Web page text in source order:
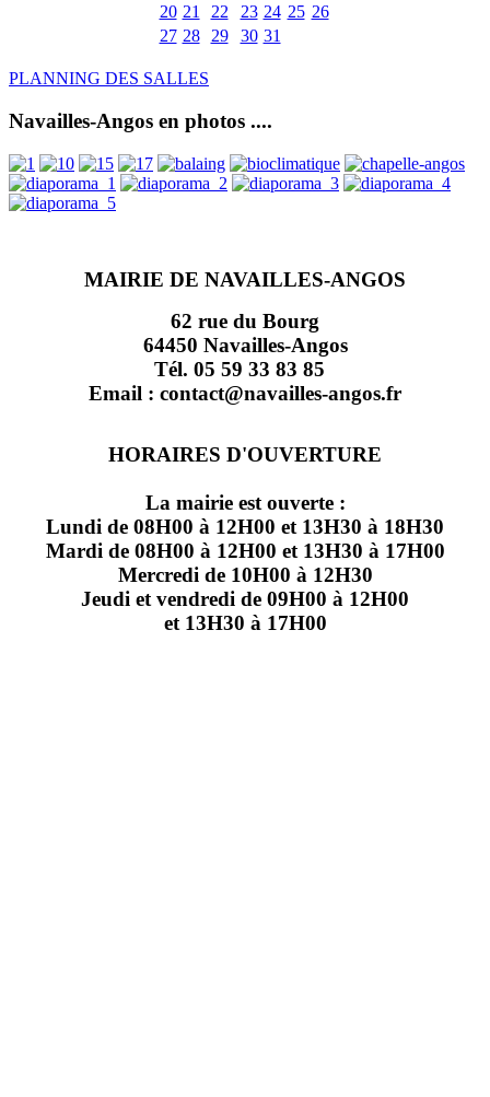
20 21 22 23 24 25 26
27 28 29 30 31
PLANNING DES SALLES
Navailles-Angos en photos ....
MAIRIE DE NAVAILLES-ANGOS
62 rue du Bourg
64450 Navailles-Angos
Tél. 05 59 33 83 85
Email : contact@navailles-angos.fr
HORAIRES D'OUVERTURE
La mairie est ouverte :
Lundi de 08H00 à 12H00 et 13H30 à 18H30
Mardi de 08H00 à 12H00 et 13H30 à 17H00
Mercredi de 10H00 à 12H30
Jeudi et vendredi de 09H00 à 12H00
et 13H30 à 17H00